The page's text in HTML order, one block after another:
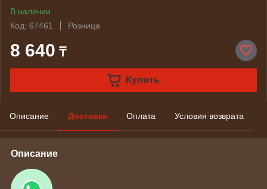
В наличии
Код: 67461
Розница
8 640 ₸
Купить
Описание Доставка Оплата Условия возврата
Описание